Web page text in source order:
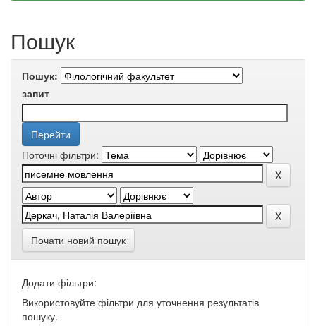
Пошук
Пошук:
запит
Поточні фільтри:
Почати новий пошук
Додати фільтри:
Використовуйте фільтри для уточнення результатів
пошуку.